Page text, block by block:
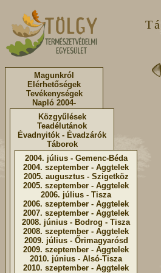
Magunkról
Elérhetőségek
Tevékenységek
Napló 2004-
Közgyűlések
Teadélutánok
Évadnyitók - Évadzárók
Táborok
2004. július - Gemenc-Béda
2004. szeptember - Aggtelek
2005. augusztus - Szigetköz
2005. szeptember - Aggtelek
2006. július - Tisza
2006. szeptember - Aggtelek
2007. szeptember - Aggtelek
2008. június - Bodrog - Tisza
2008. szeptember - Aggtelek
2009. július - Őrimagyarósd
2009. szeptember - Aggtelek
2010. június - Alsó-Tisza
2010. szeptember - Aggtelek